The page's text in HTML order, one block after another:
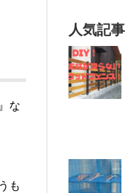
』な
も
人気記事